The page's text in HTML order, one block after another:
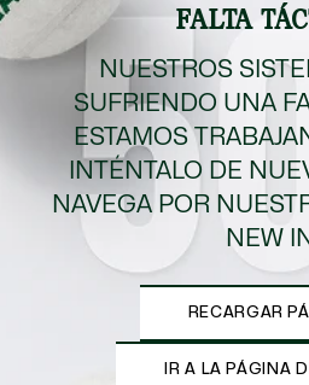
FALTA
NUESTROS
SUFRIENDO UNA
ESTAMOS
INTÉNTALO DE
NAVEGA POR
NEW
RECARGAR
IR A LA PÁGINA